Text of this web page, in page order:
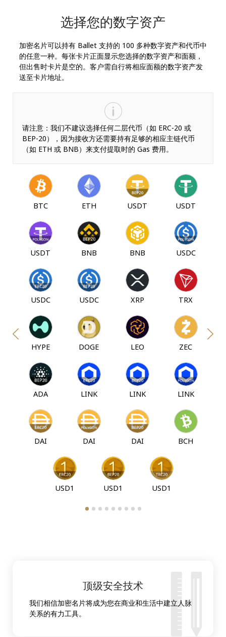
选择您的数字资产
加密名片可以持有 Ballet 支持的 100 多种数字资产和代币中
的任意一种。每张卡片正面显示您选择的数字资产和面额，
但出售时卡片是空的。客户需自行将相应面额的数字资产发
送至卡片地址。
请注意：我们不建议选择任何二层代币（如 ERC-20 或
BEP-20），因为接收方还需要持有足够的相应主链代币
（如 ETH 或 BNB）来支付提取时的 Gas 费用。
BTC ETH USDT USDT
USDT BNB BNB USDC
USDC USDC XRP TRX
HYPE DOGE LEO ZEC
ADA LINK LINK LINK
DAI DAI DAI BCH
USD1 USD1 USD1
顶级安全技术
我们相信加密名片将成为您在商业和生活中建立人脉
关系的有力工具。